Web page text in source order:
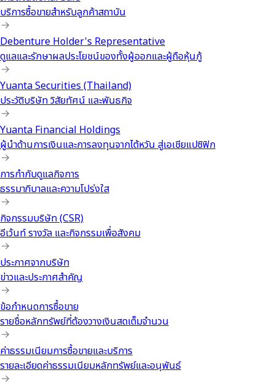
บริการซื้อขายสำหรับลูกค้าสถาบัน
Debenture Holder's Representative
ดูแลและรักษาผลประโยชน์ของทั้งผู้ออกและผู้ถือหุ้นกู้
Yuanta Securities (Thailand)
ประวัติบริษัท วิสัยทัศน์ และพันธกิจ
Yuanta Financial Holdings
ผู้นำด้านการเงินและการลงทุนจากไต้หวัน สู่เอเชียแปซิฟิก
การกำกับดูแลกิจการ
ธรรมาภิบาลและความโปร่งใส
กิจกรรมบริษัท (CSR)
อีเว้นท์ รางวัล และกิจกรรมเพื่อสังคม
ประกาศจากบริษัท
ข่าวและประกาศสำคัญ
ข้อกำหนดการซื้อขาย
รายชื่อหลักทรัพย์ที่ต้องวางเงินสดเต็มจำนวน
ค่าธรรมเนียมการซื้อขายและบริการ
รายละเอียดค่าธรรมเนียมหลักทรัพย์และอนุพันธ์